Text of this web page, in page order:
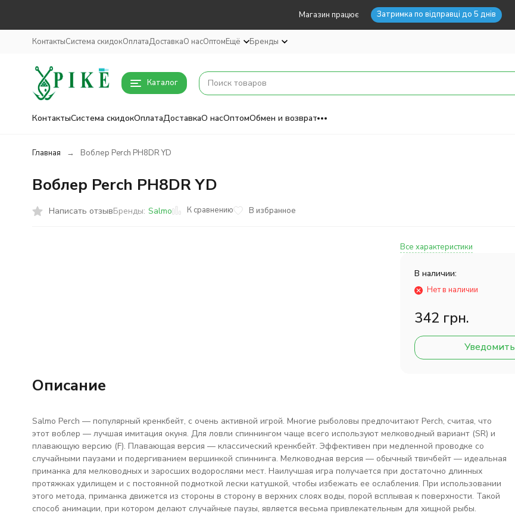
Магазин працює Затримка по відправці до 5 днів
КонтактыСистема скидокОплатаДоставкаО насОптомЕщё Бренды
Каталог
КонтактыСистема скидокОплатаДоставкаО насОптомОбмен и возврат
Главная Воблер Perch PH8DR YD
Воблер Perch PH8DR YD
Написать отзывБренды: Salmo К сравнению В избранное
Все характеристики
В наличии:
Нет в наличии
342 грн.
Уведомить
Описание
Salmo Perch — популярный кренкбейт, с очень активной игрой. Многие рыболовы предпочитают Perch, считая, что
этот воблер — лучшая имитация окуня. Для ловли спиннингом чаще всего используют мелководный вариант (SR) и
плавающую версию (F). Плавающая версия — классический кренкбейт. Эффективен при медленной проводке со
случайными паузами и подергиванием вершинкой спиннинга. Мелководная версия — обычный твичбейт — идеальная
приманка для мелководных и заросших водорослями мест. Наилучшая игра получается при достаточно длинных
протяжках удилищем и с постоянной подмоткой лески катушкой, чтобы избежать ее ослабления. При использовании
этого метода, приманка движется из стороны в сторону в верхних слоях воды, порой всплывая к поверхности. Такой
способ анимации, при котором делают случайные паузы, является весьма привлекательным для хищной рыбы.